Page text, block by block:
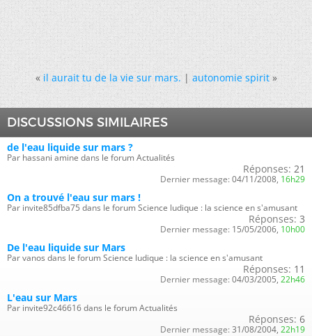
« il aurait tu de la vie sur mars.|autonomie spirit »
DISCUSSIONS SIMILAIRES
de l'eau liquide sur mars ?
Par hassani amine dans le forum Actualités
Réponses: 21
Dernier message: 04/11/2008, 16h29
On a trouvé l'eau sur mars !
Par invite85dfba75 dans le forum Science ludique : la science en s'amusant
Réponses: 3
Dernier message: 15/05/2006, 10h00
De l'eau liquide sur Mars
Par vanos dans le forum Science ludique : la science en s'amusant
Réponses: 11
Dernier message: 04/03/2005, 22h46
L'eau sur Mars
Par invite92c46616 dans le forum Actualités
Réponses: 6
Dernier message: 31/08/2004, 22h19